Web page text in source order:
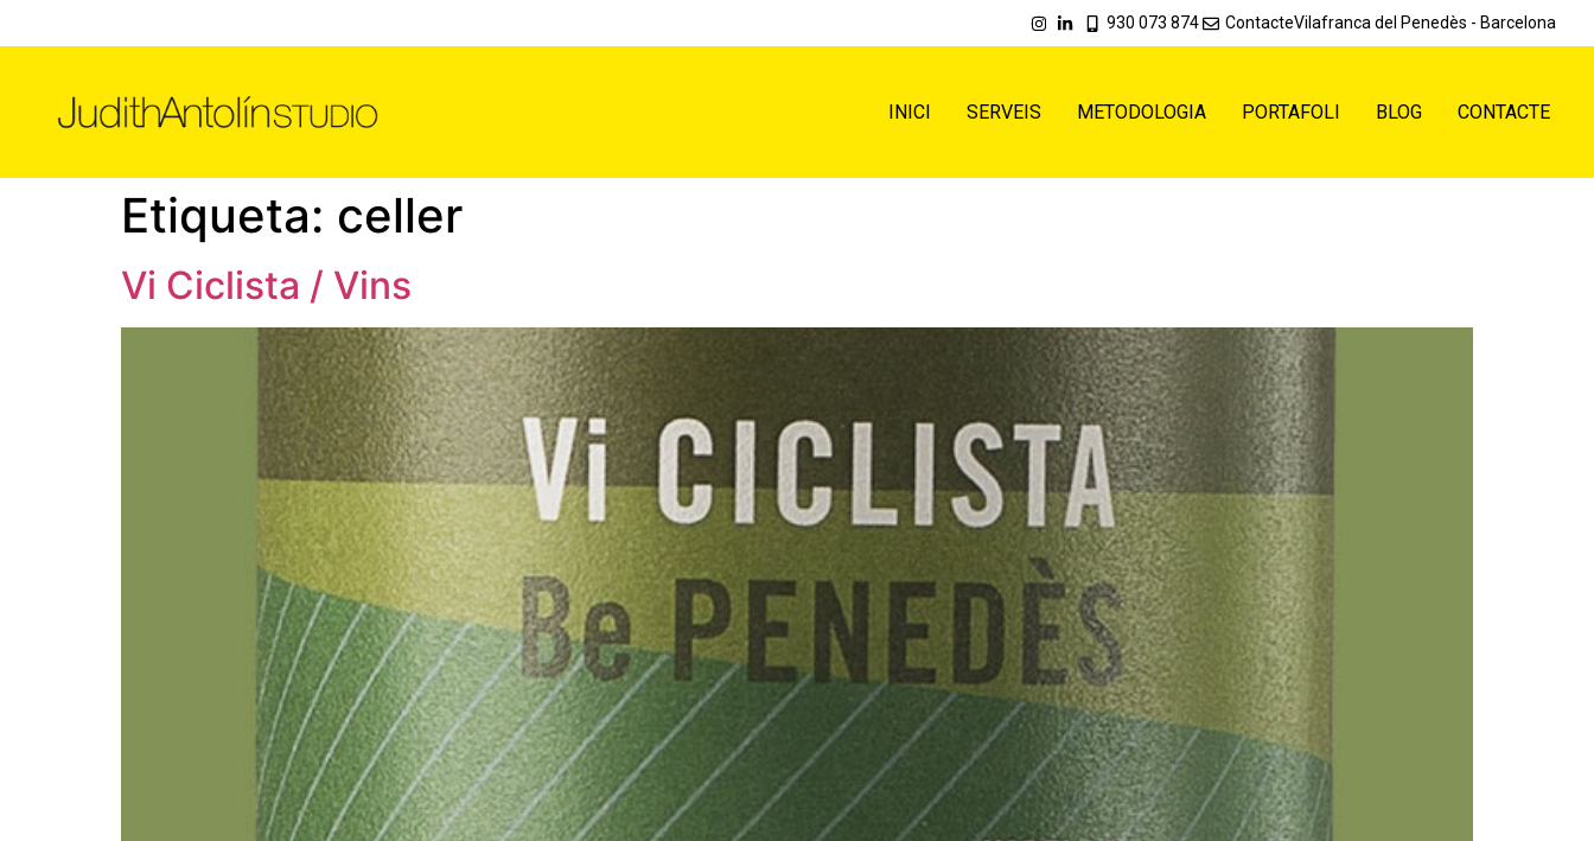
930 073 874 ContacteVilafranca del Penedès - Barcelona
INICI SERVEIS METODOLOGIA PORTAFOLI BLOG CONTACTE
Etiqueta: celler
Vi Ciclista / Vins